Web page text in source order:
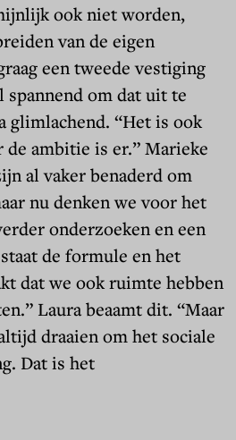
ook niet worden,
van de eigen
een tweede vestiging
spannend om dat uit te
glimlachend. “Het is ook
de ambitie is er.” Marieke
al vaker benaderd om
nu denken we voor het
onderzoeken en een
de formule en het
dat we ook ruimte hebben
Laura beaamt dit. “Maar
draaien om het sociale
Dat is het